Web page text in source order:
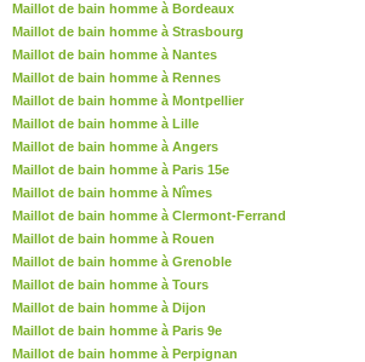
Maillot de bain homme à Bordeaux
Maillot de bain homme à Strasbourg
Maillot de bain homme à Nantes
Maillot de bain homme à Rennes
Maillot de bain homme à Montpellier
Maillot de bain homme à Lille
Maillot de bain homme à Angers
Maillot de bain homme à Paris 15e
Maillot de bain homme à Nîmes
Maillot de bain homme à Clermont-Ferrand
Maillot de bain homme à Rouen
Maillot de bain homme à Grenoble
Maillot de bain homme à Tours
Maillot de bain homme à Dijon
Maillot de bain homme à Paris 9e
Maillot de bain homme à Perpignan